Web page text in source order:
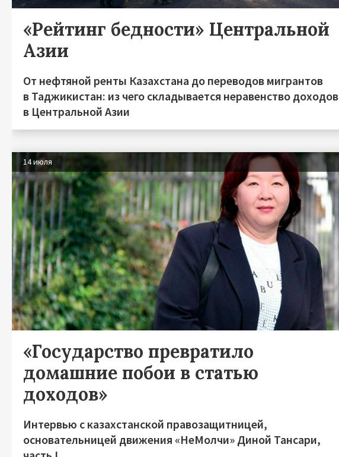
«Рейтинг бедности» Центральной
Азии
От нефтяной ренты Казахстана до переводов мигрантов
в Таджикистан: из чего складывается неравенство доходов
в Центральной Азии
14 июля
«Государство превратило
домашние побои в статью
доходов»
Интервью с казахстанской правозащитницей,
основательницей движения «НеМолчи» Диной Тансари,